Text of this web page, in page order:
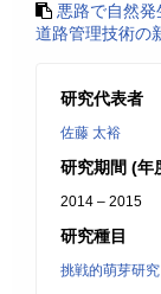
悪路で自然発
道路管理技術の
研究代表者
佐藤 太裕
研究期間 (年
2014 – 2015
研究種目
挑戦的萌芽研究